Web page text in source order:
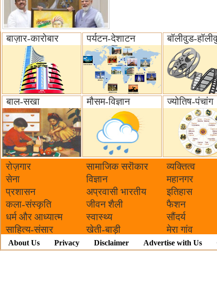
बाज़ार-कारोबार पर्यटन-देशाटन बॉलीवुड-
बाल-सखा मौसम-विज्ञान ज्योतिष-पंचांग
रोज़गार सामाजिक सरॊकार‌
व्यक्तित्व
सेना
विज्ञान
महानगर
प्रशासन
अप्रवासी भारतीय
इतिहास
कला-संस्कृति
जीवन शैली
फैशन
धर्म और आध्यात्म
स्वास्थ्य
सौंदर्य
साहित्य-संसार
खेती-बाड़ी मेरा गांव
About Us Privacy Disclaimer Advertise with Us